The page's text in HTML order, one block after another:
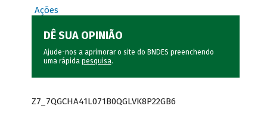
Ações
DÊ SUA OPINIÃO
Ajude-nos a aprimorar o site do BNDES preenchendo
uma rápida pesquisa.
Z7_7QGCHA41L071B0QGLVK8P22GB6